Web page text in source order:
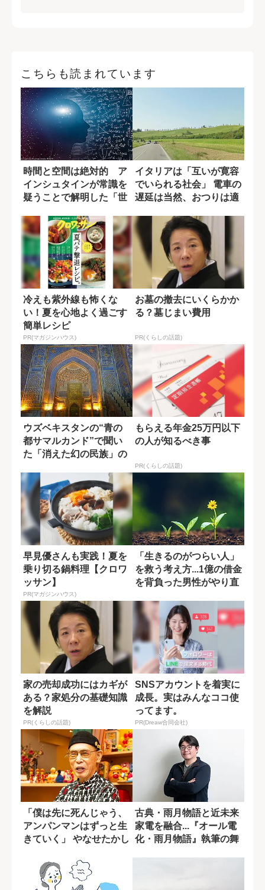
こちらも読まれています
時間と空間は絶対的 ア
インシュタインが常識を
疑うことで解明した「世
イタリアは「互いが寛容
でいられる社会」 電車の
遅延は当然、おつりは適
冷えも紫外線も怖くな
い！夏を心地よく過ごす
簡単レシピ
PR(マガジンハウス)
お墓の撤去にいくらかか
る？墓じまい費用
PR(くらしの話題)
ウズベキスタンの“青の
都サマルカンド”で聞い
た「消えた幻の民族」の
もらえる年金25万円以下
の人が知るべき事
PR(くらしの話題)
早見優さんも実践！夏を
乗り切る鍋料理【クロワ
ッサン】
PR(マガジンハウス)
「生きるのがつらい人」
を救う考え方...1億の借金
を背負った男性がやり直
家の売却成功にはカギが
ある？家処分の基礎知識
を解説
PR(くらしの話題)
SNSアカウントを着実に
成長。実はみんなココ使
ってます。
PR(Dreaw合同会社)
「僕は先に死んじゃう、
アンパンマンはずっと生
きていく」 やなせたかし
古典・雨月物語と近未来
家電を融合...『オール電
化・雨月物語』執筆の舞